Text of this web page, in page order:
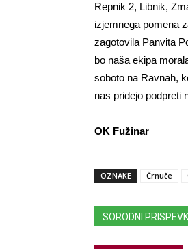
Repnik 2, Libnik,
izjemnega pomena
zagotovila Panvita
bo naša ekipa
soboto na Ravnah,
nas pridejo podpreti
OK Fužinar
OZNAKE Črnuče
SORODNI PRISPEVKI